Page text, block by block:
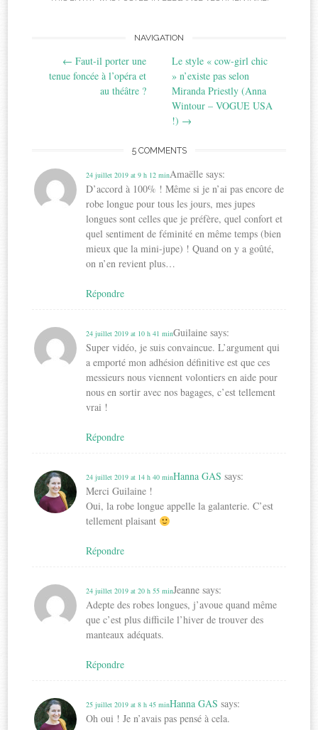
navigation
NAVIGATION
← Faut-il porter une
tenue foncée à l’opéra et
au théâtre ?
Le style « cow-girl chic
» n’existe pas selon
Miranda Priestly (Anna
Wintour – VOGUE USA
!) →
5 COMMENTS
Amaëlle says:
24 juillet 2019 at 9 h 12 min
D’accord à 100% ! Même si je n’ai pas encore de
robe longue pour tous les jours, mes jupes
longues sont celles que je préfère, quel confort et
quel sentiment de féminité en même temps (bien
mieux que la mini-jupe) ! Quand on y a goûté,
on n’en revient plus…
Répondre
Guilaine says:
24 juillet 2019 at 10 h 41 min
Super vidéo, je suis convaincue. L’argument qui
a emporté mon adhésion définitive est que ces
messieurs nous viennent volontiers en aide pour
nous en sortir avec nos bagages, c’est tellement
vrai !
Répondre
Hanna GAS says:
24 juillet 2019 at 14 h 40 min
Merci Guilaine !
Oui, la robe longue appelle la galanterie. C’est
tellement plaisant
Répondre
Jeanne says:
24 juillet 2019 at 20 h 55 min
Adepte des robes longues, j’avoue quand même
que c’est plus difficile l’hiver de trouver des
manteaux adéquats.
Répondre
Hanna GAS says:
25 juillet 2019 at 8 h 45 min
Oh oui ! Je n’avais pas pensé à cela.